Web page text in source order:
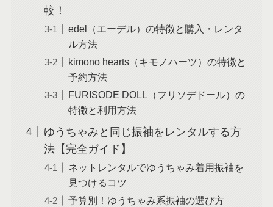
較！
edel（エーデル）の特徴と購入・レンタ
ル方法
kimono hearts（キモノハーツ）の特徴と
予約方法
FURISODE DOLL（フリソデドール）の
特徴と利用方法
ゆうちゃみと同じ振袖をレンタルする方
法【完全ガイド】
ネットレンタルでゆうちゃみ着用振袖を
見つけるコツ
予算別！ゆうちゃみ系振袖の選び方